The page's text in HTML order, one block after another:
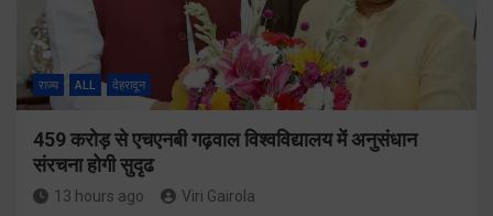
राज्य ALL देहरादून
459 करोड़ से एचएनबी गढ़वाल विश्वविद्यालय में अनुसंधान
संरचना होगी सुदृढ
13 hours ago Viri Gairola